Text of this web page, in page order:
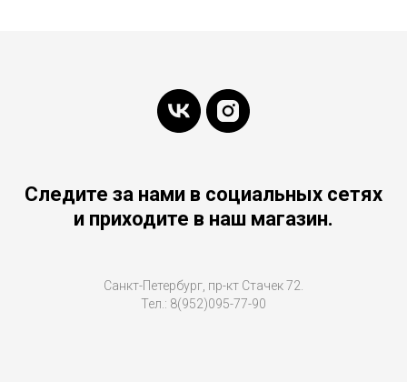
Следите за нами в социальных сетях
и приходите в наш магазин.
Санкт-Петербург, пр-кт Стачек 72.
Тел.: 8(952)095-77-90